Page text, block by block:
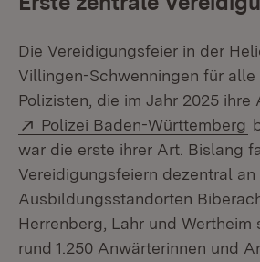
Die Vereidigungsfeier in der
Villingen-Schwenningen für alle
Polizisten, die im Jahr 2025 ihre
Extern:
Polizei Baden-Württemberg
war die erste ihrer Art. Bislang
Vereidigungsfeiern dezentral
Ausbildungsstandorten
Herrenberg, Lahr und Wertheim
rund 1.250 Anwärterinnen und